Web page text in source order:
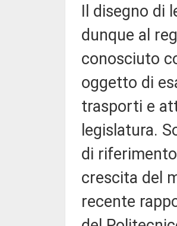
Il disegno di
dunque al
conosciuto
oggetto di
trasporti e
legislatura.
di
crescita del
recente